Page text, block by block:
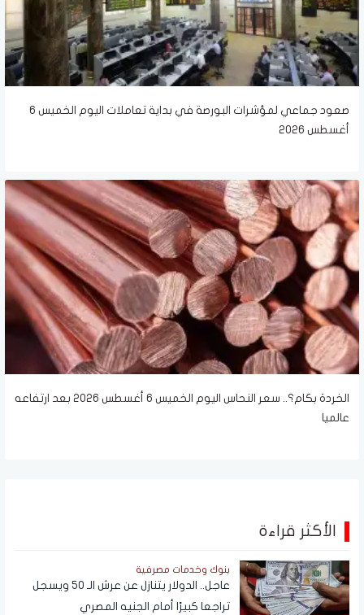
صعود جماعي لمؤشرات البورصة في بداية تعاملات اليوم الخميس 6
أغسطس 2026
الخردة بكام؟.. سعر النحاس اليوم الخميس 6 أغسطس 2026 بعد ارتفاعه
عالميا
الأكثر قراءة
بنوك وخدمات مصرفية
عاجل.. الدولار يتنازل عن عرش الـ 50 ويسجل
تراجعا كبيرًا أمام الجنيه المصري